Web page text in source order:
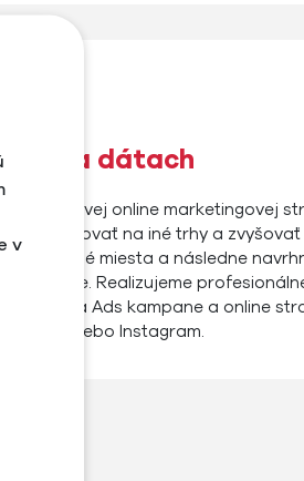
na dátach
online marketingovej
expandovať na iné trhy a zvyšovať
slabé miesta a následne
Realizujeme
Meta Ads kampane a online
alebo Instagram.
v